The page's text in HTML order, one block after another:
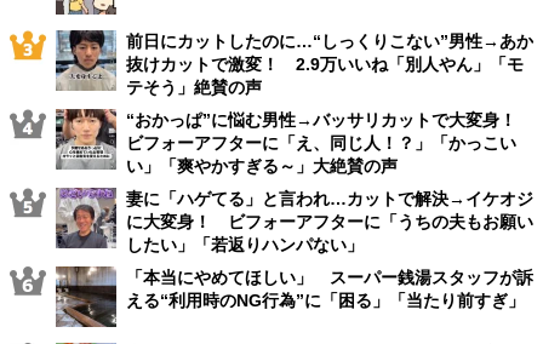
前日にカットしたのに…“しっくりこない”男性→あか
抜けカットで激変！ 2.9万いいね「別人やん」「モ
テそう」絶賛の声
“おかっぱ”に悩む男性→バッサリカットで大変身！
ビフォーアフターに「え、同じ人！？」「かっこい
い」「爽やかすぎる～」大絶賛の声
妻に「ハゲてる」と言われ…カットで解決→イケオジ
に大変身！ ビフォーアフターに「うちの夫もお願い
したい」「若返りハンパない」
「本当にやめてほしい」 スーパー銭湯スタッフが訴
える“利用時のNG行為”に「困る」「当たり前すぎ」